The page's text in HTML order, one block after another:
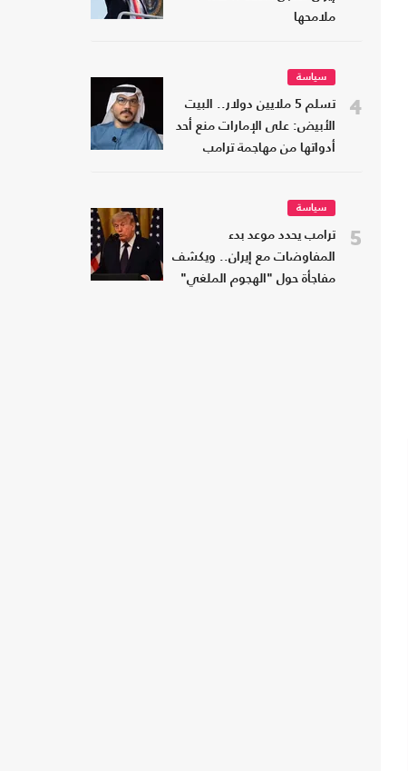
ملامحها
4
سياسة
تسلم 5 ملايين دولار.. البيت
الأبيض: على الإمارات منع أحد
أدواتها من مهاجمة ترامب
5
سياسة
ترامب يحدد موعد بدء
المفاوضات مع إيران.. ويكشف
مفاجأة حول "الهجوم الملغي"